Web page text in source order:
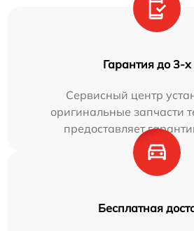
Гарантия до 3-х
Сервисный центр
оригинальные запчасти
предоставляет
Бесплатная